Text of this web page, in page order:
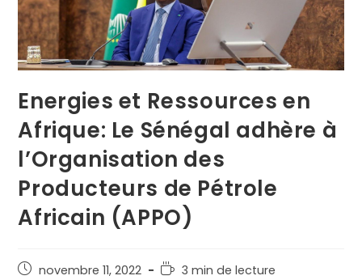
Energies et Ressources en
Afrique: Le Sénégal adhère à
l’Organisation des
Producteurs de Pétrole
Africain (APPO)
novembre 11, 2022 3 min de lecture